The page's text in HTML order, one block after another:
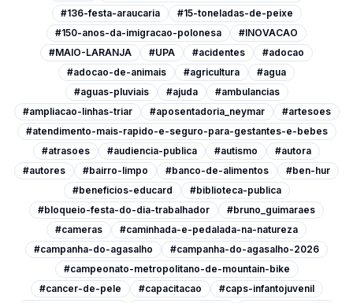
#136-festa-araucaria
#15-toneladas-de-peixe
#150-anos-da-imigracao-polonesa
#INOVACAO
#MAIO-LARANJA
#UPA #acidentes
#adocao
#adocao-de-animais
#agricultura
#agua
#aguas-pluviais
#ajuda
#ambulancias
#ampliacao-linhas-triar
#aposentadoria_neymar
#artesoes
#atendimento-mais-rapido-e-seguro-para-gestantes-e-bebes
#atrasoes
#audiencia-publica #autismo
#autora
#autores
#bairro-limpo #banco-de-alimentos
#ben-hur
#beneficios-educard
#biblioteca-publica
#bloqueio-festa-do-dia-trabalhador
#bruno_guimaraes
#cameras
#caminhada-e-pedalada-na-natureza
#campanha-do-agasalho
#campanha-do-agasalho-2026
#campeonato-metropolitano-de-mountain-bike
#cancer-de-pele
#capacitacao
#caps-infantojuvenil